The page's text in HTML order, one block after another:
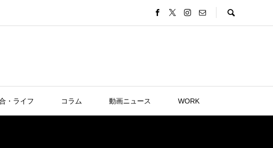
・ライフ コラム 動画ニュース WORK